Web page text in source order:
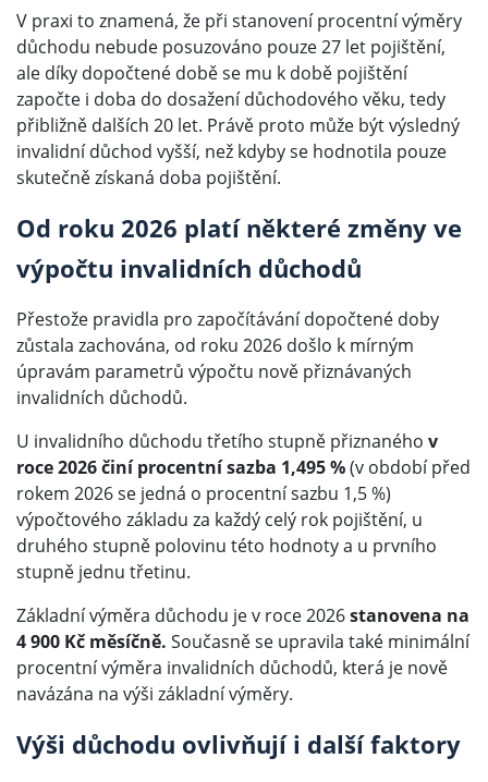
V praxi to znamená, že při stanovení procentní výměry
důchodu nebude posuzováno pouze 27 let pojištění,
ale díky dopočtené době se mu k době pojištění
započte i doba do dosažení důchodového věku, tedy
přibližně dalších 20 let. Právě proto může být výsledný
invalidní důchod vyšší, než kdyby se hodnotila pouze
skutečně získaná doba pojištění.
Od roku 2026 platí některé změny ve
výpočtu invalidních důchodů
Přestože pravidla pro započítávání dopočtené doby
zůstala zachována, od roku 2026 došlo k mírným
úpravám parametrů výpočtu nově přiznávaných
invalidních důchodů.
U invalidního důchodu třetího stupně přiznaného v
roce 2026 činí procentní sazba 1,495 %(v období před
rokem 2026 se jedná o procentní sazbu 1,5 %)
výpočtového základu za každý celý rok pojištění, u
druhého stupně polovinu této hodnoty a u prvního
stupně jednu třetinu.
Základní výměra důchodu je v roce 2026stanovena na
4 900 Kč měsíčně. Současně se upravila také minimální
procentní výměra invalidních důchodů, která je nově
navázána na výši základní výměry.
Výši důchodu ovlivňují i další faktory